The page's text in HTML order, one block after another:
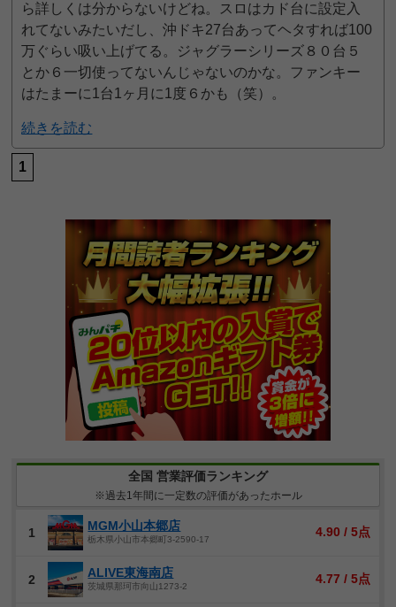
ら詳しくは分からないけどね。スロはカド台に設定入
れてないみたいだし、沖ドキ27台あってヘタすれば100
万ぐらい吸い上げてる。ジャグラーシリーズ８０台５
とか６一切使ってないんじゃないのかな。ファンキー
はたまーに1台1ヶ月に1度６かも（笑）。
続きを読む
1
全国 営業評価ランキング
※過去1年間に一定数の評価があったホール
1 MGM小山本郷店
栃木県小山市本郷町3-2590-17
4.90 / 5点
2 ALIVE東海南店
茨城県那珂市向山1273-2
4.77 / 5点